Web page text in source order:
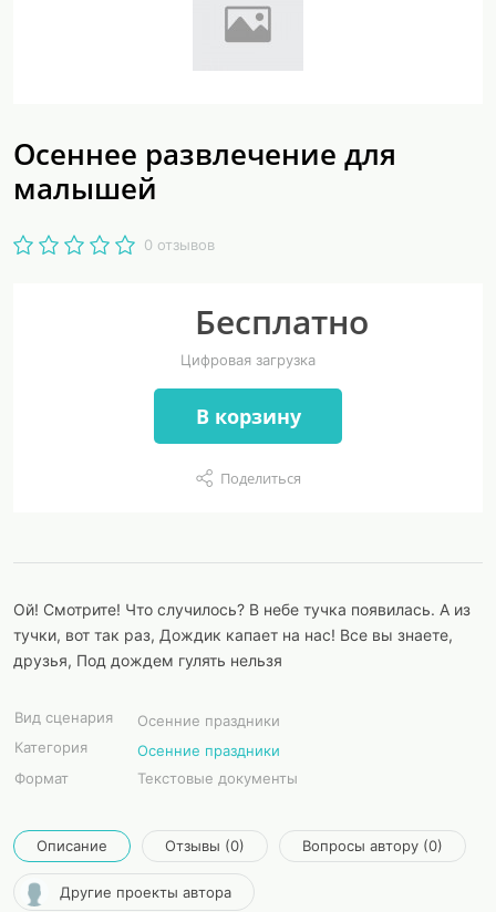
Осеннее развлечение для
малышей
0 отзывов
Бесплатно
Цифровая загрузка
В корзину
Поделиться
Ой! Смотрите! Что случилось? В небе тучка появилась. А из
тучки, вот так раз, Дождик капает на нас! Все вы знаете,
друзья, Под дождем гулять нельзя
Вид сценария
Осенние праздники
Категория
Осенние праздники
Формат
Текстовые документы
Описание Отзывы (0) Вопросы автору (0)
Другие проекты автора